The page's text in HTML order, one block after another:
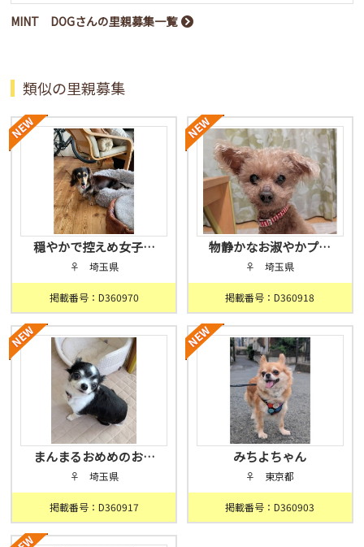
MINT DOGさんの里親募集一覧
類似の里親募集
穏やかで控えめ女子…
♀ 埼玉県
掲載番号：D360970
物静かなお淑やかプ…
♀ 埼玉県
掲載番号：D360918
まんまるおめめのお…
♀ 埼玉県
掲載番号：D360917
みちよちゃん
♀ 東京都
掲載番号：D360903